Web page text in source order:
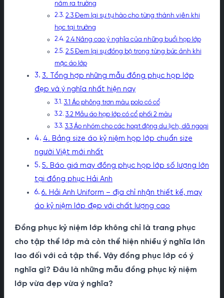
năm ra trường
2.3 Đem lại sự tự hào cho từng thành viên khi
học tại trường
2.4 Nâng cao ý nghĩa của những buổi họp lớp
2.5 Đem lại sự đồng bộ trong từng bức ảnh khi
mặc áo lớp
3. Tổng hợp những mẫu đồng phục họp lớp
đẹp và ý nghĩa nhất hiện nay
3.1 Áo phông trơn màu polo có cổ
3.2 Mẫu áo họp lớp có cổ phối 2 màu
3.3 Áo nhóm cho các hoạt động du lịch, dã ngoại
4. Bảng size áo kỷ niệm họp lớp chuẩn size
người Việt mới nhất
5. Báo giá may đồng phục họp lớp số lượng lớn
tại đồng phục Hải Anh
6. Hải Anh Uniform – địa chỉ nhận thiết kế, may
áo kỷ niệm lớp đẹp với chất lượng cao
Đồng phục kỷ niệm lớp không chỉ là trang phục
cho tập thể lớp mà còn thể hiện nhiều ý nghĩa lớn
lao đối với cả tập thể. Vậy đồng phục lớp có ý
nghĩa gì? Đâu là những mẫu đồng phục kỷ niệm
lớp vừa đẹp vừa ý nghĩa?